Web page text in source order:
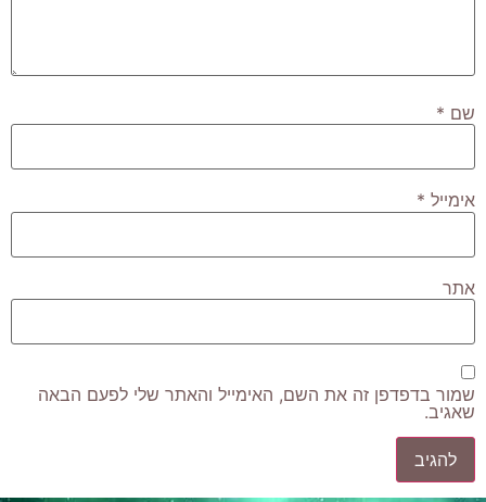
שם *
אימייל *
אתר
שמור בדפדפן זה את השם, האימייל והאתר שלי לפעם הבאה
שאגיב.